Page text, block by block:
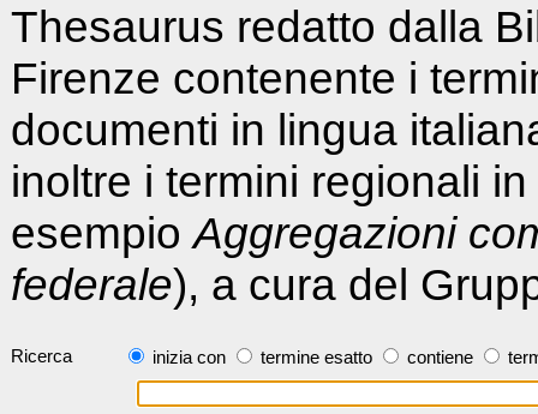
Thesaurus redatto dalla
Firenze contenente i
documenti in lingua
inoltre i termini regionali
esempioAggregazioni
federale), a cura del
Ricerca inizia con termine esatto contiene